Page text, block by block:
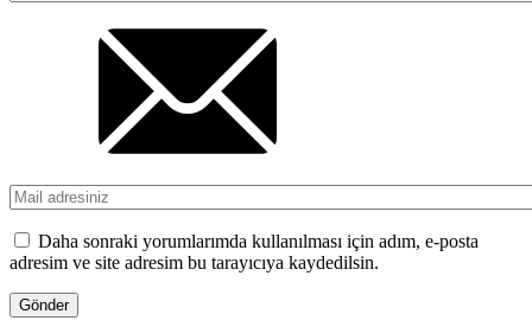
Daha sonraki yorumlarımda kullanılması için adım, e-posta
adresim ve site adresim bu tarayıcıya kaydedilsin.